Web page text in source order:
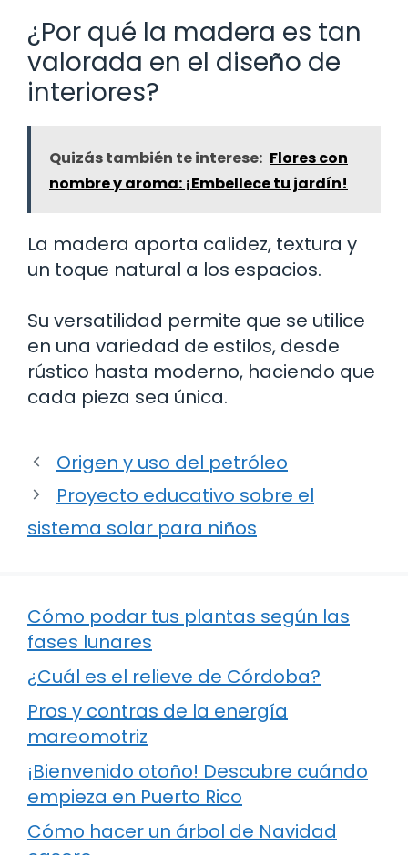
¿Por qué la madera es tan
valorada en el diseño de
interiores?
Quizás también te interese: Flores con
nombre y aroma: ¡Embellece tu jardín!
La madera aporta calidez, textura y
un toque natural a los espacios.
Su versatilidad permite que se utilice
en una variedad de estilos, desde
rústico hasta moderno, haciendo que
cada pieza sea única.
Origen y uso del petróleo
Proyecto educativo sobre el
sistema solar para niños
Cómo podar tus plantas según las
fases lunares
¿Cuál es el relieve de Córdoba?
Pros y contras de la energía
mareomotriz
¡Bienvenido otoño! Descubre cuándo
empieza en Puerto Rico
Cómo hacer un árbol de Navidad